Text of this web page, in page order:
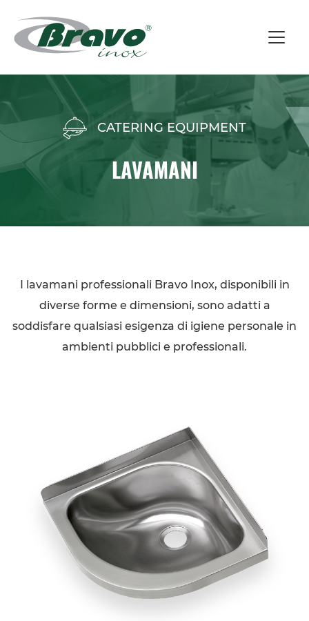
CATERING EQUIPMENT
LAVAMANI
I lavamani professionali Bravo Inox, disponibili in
diverse forme e dimensioni, sono adatti a
soddisfare qualsiasi esigenza di igiene personale in
ambienti pubblici e professionali.